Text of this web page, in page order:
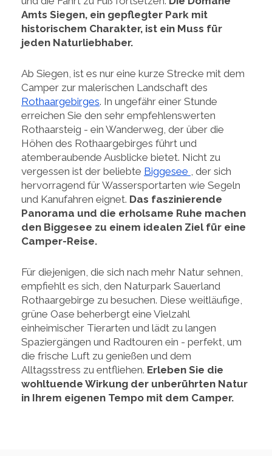
Amts Siegen, ein gepflegter Park mit
historischem Charakter, ist ein Muss für
jeden Naturliebhaber.
Ab Siegen, ist es nur eine kurze Strecke mit dem
Camper zur malerischen Landschaft des
Rothaargebirges. In ungefähr einer Stunde
erreichen Sie den sehr empfehlenswerten
Rothaarsteig - ein Wanderweg, der über die
Höhen des Rothaargebirges führt und
atemberaubende Ausblicke bietet. Nicht zu
vergessen ist der beliebte Biggesee , der sich
hervorragend für Wassersportarten wie Segeln
und Kanufahren eignet. Das faszinierende
Panorama und die erholsame Ruhe machen
den Biggesee zu einem idealen Ziel für eine
Camper-Reise.
Für diejenigen, die sich nach mehr Natur sehnen,
empfiehlt es sich, den Naturpark Sauerland
Rothaargebirge zu besuchen. Diese weitläufige,
grüne Oase beherbergt eine Vielzahl
einheimischer Tierarten und lädt zu langen
Spaziergängen und Radtouren ein - perfekt, um
die frische Luft zu genießen und dem
Alltagsstress zu entfliehen. Erleben Sie die
wohltuende Wirkung der unberührten Natur
in Ihrem eigenen Tempo mit dem Camper.